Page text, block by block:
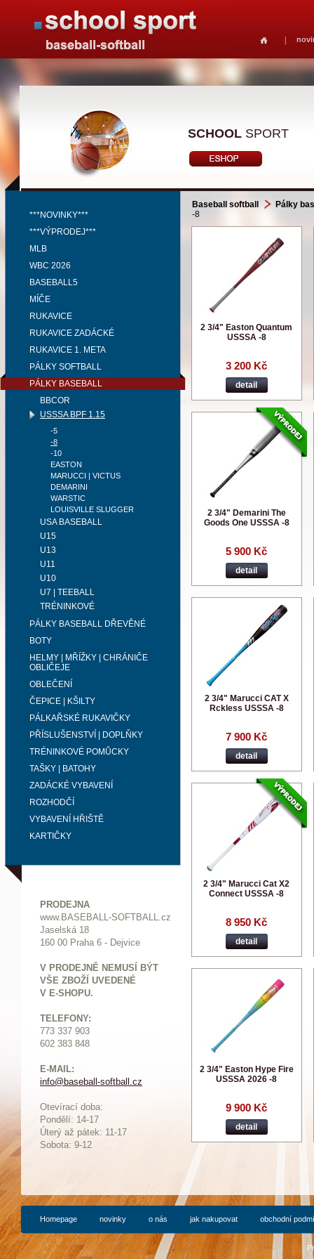
SCHOOL SPORT
***NOVINKY***
***VÝPRODEJ***
MLB
WBC 2026
BASEBALL5
MÍČE
RUKAVICE
RUKAVICE ZADÁCKÉ
RUKAVICE 1. META
PÁLKY SOFTBALL
PÁLKY BASEBALL
BBCOR
USSSA BPF 1.15
-5
-8
-10
EASTON
MARUCCI | VICTUS
DEMARINI
WARSTIC
LOUISVILLE SLUGGER
USA BASEBALL
U15
U13
U11
U10
U7 | TEEBALL
TRÉNINKOVÉ
PÁLKY BASEBALL DŘEVĚNÉ
BOTY
HELMY | MŘÍŽKY | CHRÁNIČE
OBLIČEJE
OBLEČENÍ
ČEPICE | KŠILTY
PÁLKAŘSKÉ RUKAVIČKY
PŘÍSLUŠENSTVÍ | DOPLŇKY
TRÉNINKOVÉ POMŮCKY
TAŠKY | BATOHY
ZADÁCKÉ VYBAVENÍ
ROZHODČÍ
VYBAVENÍ HŘIŠTĚ
KARTIČKY
PRODEJNA
www.BASEBALL-SOFTBALL.cz
Jaselská 18
160 00 Praha 6 - Dejvice
V PRODEJNĚ NEMUSÍ BÝT
VŠE ZBOŽÍ UVEDENÉ
V E-SHOPU.
TELEFONY:
773 337 903
602 383 848
E-MAIL:
info@baseball-softball.cz
Otevírací doba:
Pondělí: 14-17
Úterý až pátek: 11-17
Sobota: 9-12
Baseball softball
Pálky
-8
2 3/4" Easton Quantum
USSSA -8
3 200 Kč
detail
2 3/4" Demarini The
Goods One USSSA -8
5 900 Kč
detail
2 3/4" Marucci CAT X
Rckless USSSA -8
7 900 Kč
detail
2 3/4" Marucci Cat X2
Connect USSSA -8
8 950 Kč
detail
2 3/4" Easton Hype Fire
USSSA 2026 -8
9 900 Kč
detail
Homepage novinky o nás jak nakupovat obchodní